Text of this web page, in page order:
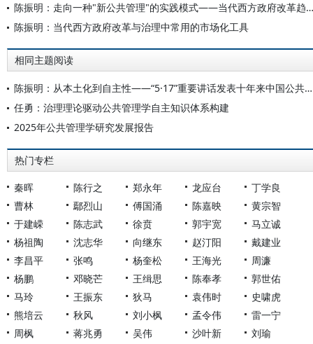
陈振明：走向一种"新公共管理"的实践模式——当代西方政府改革趋势透视
陈振明：当代西方政府改革与治理中常用的市场化工具
相同主题阅读
陈振明：从本土化到自主性——“5·17”重要讲话发表十年来中国公共管理学的创新发展
任勇：治理理论驱动公共管理学自主知识体系构建
2025年公共管理学研究发展报告
热门专栏
秦晖 陈行之 郑永年 龙应台
丁学良
曹林
鄢烈山 傅国涌 陈嘉映
黄宗智
于建嵘
陈志武 徐贲 郭宇宽
马立诚
杨祖陶
沈志华 向继东 赵汀阳
戴建业
李昌平
张鸣 杨奎松 王海光
周濂
杨鹏
邓晓芒 王缉思 陈奉孝
郭世佑
马玲
王振东 狄马 袁伟时
史啸虎
熊培云
秋风 刘小枫 孟令伟
雷一宁
周枫
蒋兆勇 吴伟 沙叶新 刘瑜